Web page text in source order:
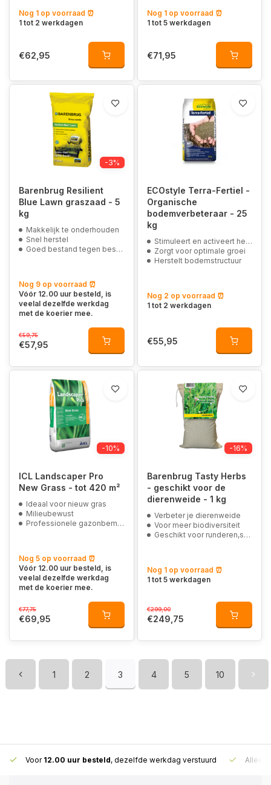
Nog 1 op voorraad ⏰
1 tot 2 werkdagen
€62,95
Nog 1 op voorraad ⏰
1 tot 5 werkdagen
€71,95
-3%
Barenbrug Resilient
Blue Lawn graszaad - 5
kg
Makkelijk te onderhouden
Snel herstel
Goed bestand tegen bespeling en fijnbladig
Nog 9 op voorraad ⏰
Vóór 12.00 uur besteld, is
veelal dezelfde werkdag
met de koerier mee.
€59,75
€57,95
ECOstyle Terra-Fertiel -
Organische
bodemverbeteraar - 25
kg
Stimuleert en activeert het bodemleven
Zorgt voor optimale groei
Herstelt bodemstructuur
Nog 2 op voorraad ⏰
1 tot 2 werkdagen
€55,95
-10%
ICL Landscaper Pro
New Grass - tot 420 m²
Ideaal voor nieuw gras
Milieubewust
Professionele gazonbemesting
Nog 5 op voorraad ⏰
Vóór 12.00 uur besteld, is
veelal dezelfde werkdag
met de koerier mee.
€77,75
€69,95
-16%
Barenbrug Tasty Herbs
- geschikt voor de
dierenweide - 1 kg
Verbeter je dierenweide
Voor meer biodiversiteit
Geschikt voor runderen,schapen en paarden
Nog 1 op voorraad ⏰
1 tot 5 werkdagen
€299,00
€249,75
1 2 3 4 5 10
Voor 12.00 uur besteld, dezelfde werkdag verstuurd Alleen